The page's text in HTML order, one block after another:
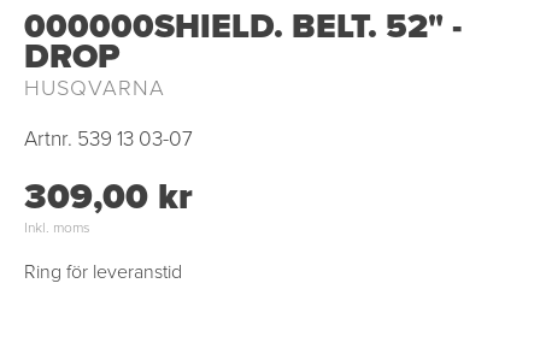
000000SHIELD. BELT. 52" -
DROP
HUSQVARNA
Artnr. 539 13 03-07
309,00 kr
Inkl. moms
Ring för leveranstid